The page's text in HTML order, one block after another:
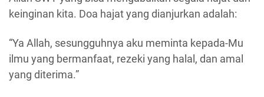
keinginan kita. Doa hajat yang dianjurkan adalah:
“Ya Allah, sesungguhnya aku meminta kepada-Mu
ilmu yang bermanfaat, rezeki yang halal, dan amal
yang diterima.”